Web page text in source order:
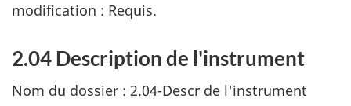
modification : Requis.
2.04 Description de l'instrument
Nom du dossier : 2.04-Descr de l'instrument